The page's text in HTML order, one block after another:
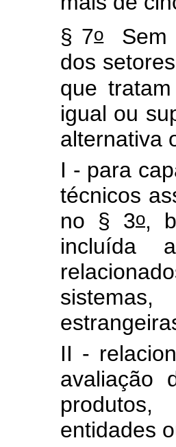
§ 7oSem
dos
que
igual ou
alternativa
I - para
técnicos
no § 3o,
incluída
II -
avaliação
entidades